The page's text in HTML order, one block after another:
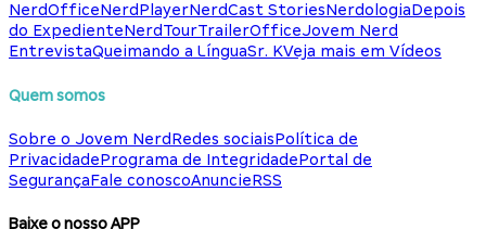
NerdOfficeNerdPlayerNerdCast StoriesNerdologiaDepois
do ExpedienteNerdTourTrailerOfficeJovem Nerd
EntrevistaQueimando a LínguaSr. KVeja mais em Vídeos
Quem somos
Sobre o Jovem NerdRedes sociaisPolítica de
PrivacidadePrograma de IntegridadePortal de
SegurançaFale conoscoAnuncieRSS
Baixe o nosso APP